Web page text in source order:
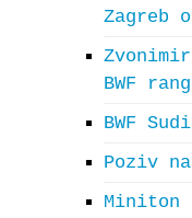
Zagreb
BWF
BWF
Poziv
Miniton